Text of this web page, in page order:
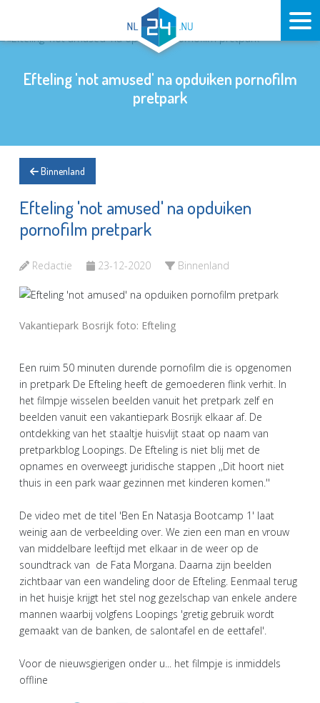
Efteling 'not amused' na opduiken pornofilm
pretpark
Binnenland
Efteling 'not amused' na opduiken
pornofilm pretpark
Redactie 23-12-2020 Binnenland
Vakantiepark Bosrijk foto: Efteling
Een ruim 50 minuten durende pornofilm die is opgenomen
in pretpark De Efteling heeft de gemoederen flink verhit. In
het filmpje wisselen beelden vanuit het pretpark zelf en
beelden vanuit een vakantiepark Bosrijk elkaar af. De
ontdekking van het staaltje huisvlijt staat op naam van
pretparkblog Loopings. De Efteling is niet blij met de
opnames en overweegt juridische stappen ,,Dit hoort niet
thuis in een park waar gezinnen met kinderen komen.''
De video met de titel 'Ben En Natasja Bootcamp 1' laat
weinig aan de verbeelding over. We zien een man en vrouw
van middelbare leeftijd met elkaar in de weer op de
soundtrack van de Fata Morgana. Daarna zijn beelden
zichtbaar van een wandeling door de Efteling. Eenmaal terug
in het huisje krijgt het stel nog gezelschap van enkele andere
mannen waarbij volgfens Loopings 'gretig gebruik wordt
gemaakt van de banken, de salontafel en de eettafel'.
Voor de nieuwsgierigen onder u... het filmpje is inmiddels
offline